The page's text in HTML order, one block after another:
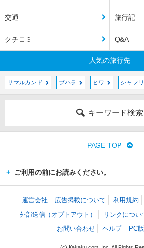
交通 旅行記
クチコミ Q&A
人気の旅行先
サマルカンド ブハラ ヒワ シャフ
キーワード検索
PAGE TOP
ご利用の前にお読みください。
運営会社 広告掲載について 利用規約
外部送信（オプトアウト）
リンクについ
お問い合わせ
ヘルプ PC